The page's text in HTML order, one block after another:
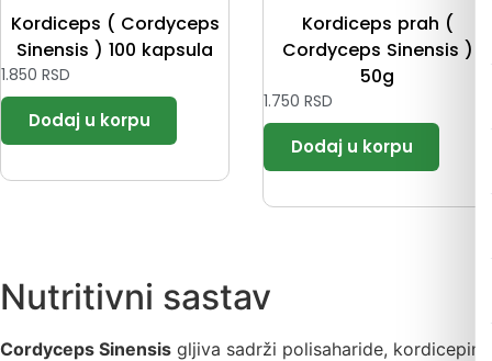
Kordiceps ( Cordyceps
Sinensis ) 100 kapsula
1.850 RSD
Kordiceps prah (
Cordyceps Sinensis )
50g
1.750 RSD
Nutritivni sastav
Cordyceps Sinensis gljiva sadrži polisaharide, kordicepin,